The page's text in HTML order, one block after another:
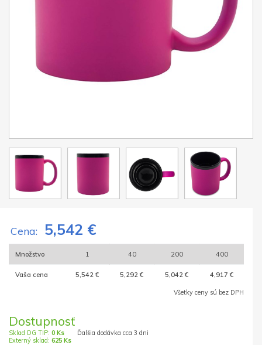
Cena: 5,542 €
Množstvo 1 40 200 400
Vaša cena 5,542 € 5,292 € 5,042 € 4,917 €
Všetky ceny sú bez DPH
Dostupnosť
Sklad DG TIP: 0 Ks
Externý sklad: 625 Ks
Ďalšia dodávka cca 3 dni